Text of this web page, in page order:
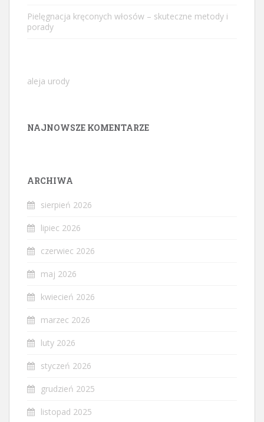
Pielęgnacja kręconych włosów – skuteczne metody i
porady
aleja urody
NAJNOWSZE KOMENTARZE
ARCHIWA
sierpień 2026
lipiec 2026
czerwiec 2026
maj 2026
kwiecień 2026
marzec 2026
luty 2026
styczeń 2026
grudzień 2025
listopad 2025